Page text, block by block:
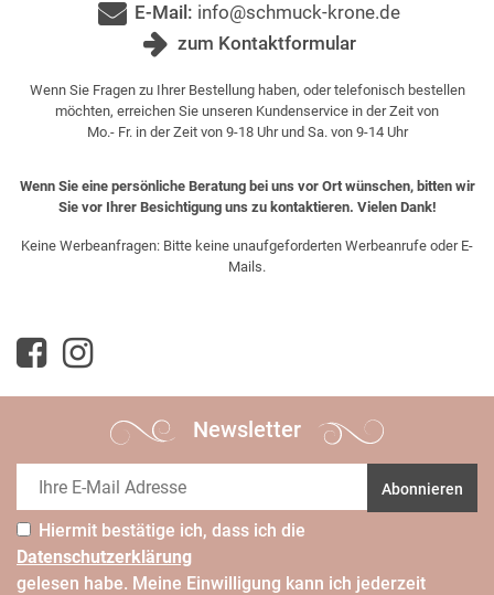
E-Mail: info@schmuck-krone.de
zum Kontaktformular
Wenn Sie Fragen zu Ihrer Bestellung haben, oder telefonisch bestellen
möchten, erreichen Sie unseren Kundenservice in der Zeit von
Mo.- Fr. in der Zeit von 9-18 Uhr und Sa. von 9-14 Uhr
Wenn Sie eine persönliche Beratung bei uns vor Ort wünschen, bitten wir
Sie vor Ihrer Besichtigung uns zu kontaktieren. Vielen Dank!
Keine Werbeanfragen: Bitte keine unaufgeforderten Werbeanrufe oder E-
Mails.
Newsletter
Abonnieren
Hiermit bestätige ich, dass ich die
Daten­schutz­erklärung
gelesen habe. Meine Einwilligung kann ich jederzeit